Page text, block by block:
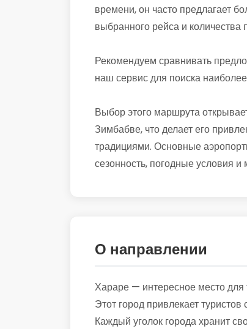
времени, он часто предлагает
выбранного рейса и количества
Рекомендуем сравнивать
наш сервис для поиска
Выбор этого маршрута
Зимбабве, что делает его
традициями. Основные
сезонность, погодные условия
О направлении
Хараре — интересное место
Этот город привлекает
Каждый уголок города хранит